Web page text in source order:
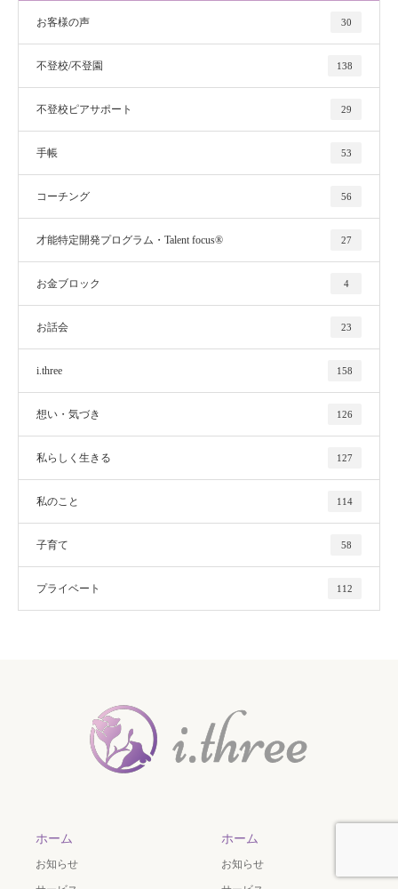
お客様の声 30
不登校/不登園 138
不登校ピアサポート 29
手帳 53
コーチング 56
才能特定開発プログラム・Talent focus® 27
お金ブロック 4
お話会 23
i.three 158
想い・気づき 126
私らしく生きる 127
私のこと 114
子育て 58
プライベート 112
ホーム
お知らせ
ホーム
お知らせ